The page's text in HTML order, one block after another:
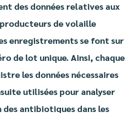
des données relatives aux
de volaille
enregistrements se font sur
de lot unique. Ainsi, chaque
les données nécessaires
utilisées pour analyser
antibiotiques dans les